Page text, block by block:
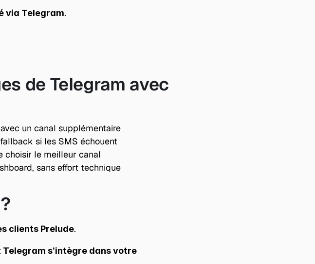
via Telegram.
de Telegram avec
un canal supplémentaire
si les SMS échouent
choisir le meilleur canal
sans effort technique
clients Prelude.
s’intègre dans votre